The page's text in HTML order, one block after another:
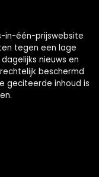
in-één-prijswebsite
tegen een lage
nieuws en
beschermd
geciteerde inhoud is